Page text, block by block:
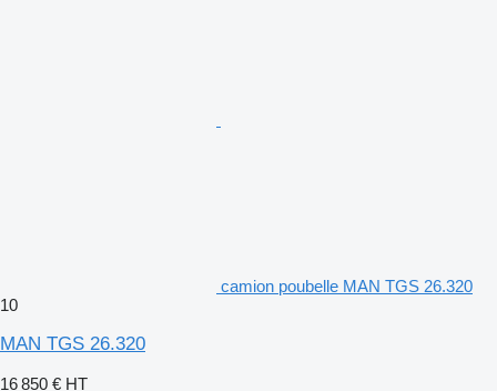
camion poubelle MAN TGS 26.320
10
MAN TGS 26.320
16 850 € HT